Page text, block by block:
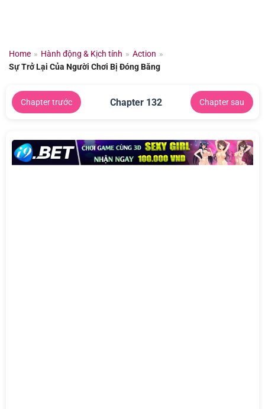
dungHome » Hành động & Kịch tính » Action »
Sự Trở Lại Của Người Chơi Bị Đóng Băng
Chapter trước Chapter 132 Chapter sau